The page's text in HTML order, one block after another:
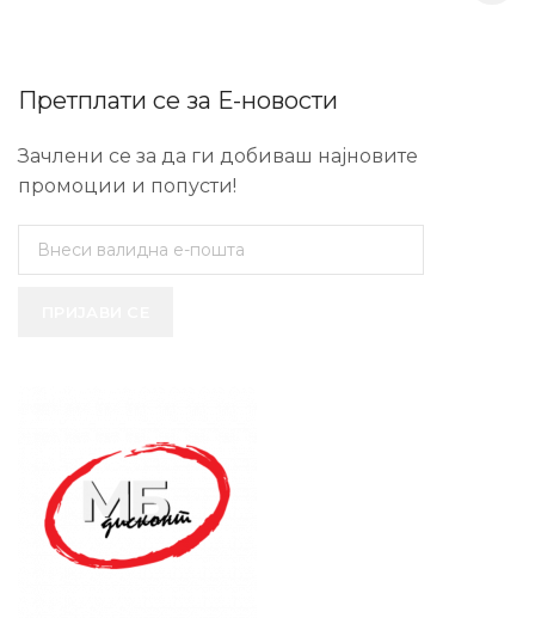
Претплати се за Е-новости
Зачлени се за да ги добиваш најновите
промоции и попусти!